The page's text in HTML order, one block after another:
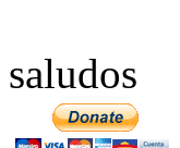
saludos